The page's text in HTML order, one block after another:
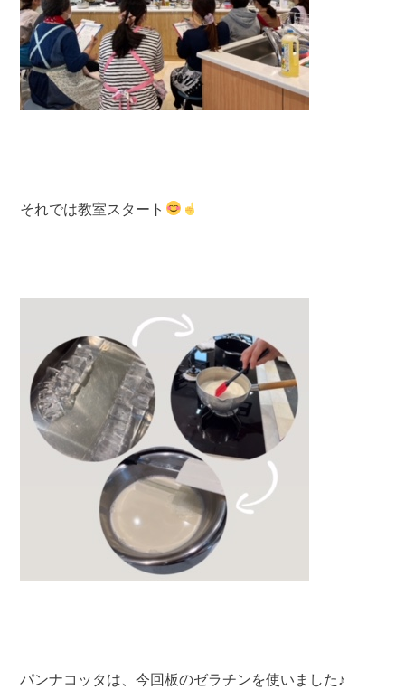
それでは教室スタート
パンナコッタは、今回板のゼラチンを使いました♪